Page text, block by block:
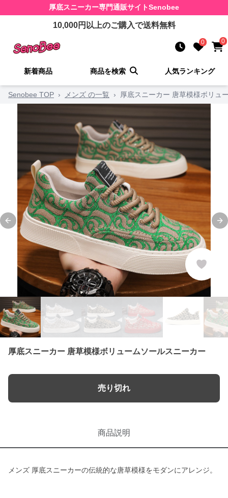
厚底スニーカー専門通販サイトSenobee
10,000円以上のご購入で送料無料
0 0
新着商品 商品を検索 人気ランキング
Senobee TOP › メンズ の一覧 › 厚底スニーカー 唐草模様ボリュ
Previous slide
厚底スニーカー 唐草模様ボリュームソールスニーカー
売り切れ
商品説明
メンズ 厚底スニーカーの伝統的な唐草模様をモダンにアレンジ。